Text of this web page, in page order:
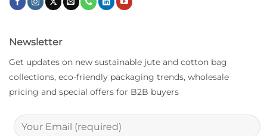
Newsletter
Get updates on new sustainable jute and cotton bag
collections, eco-friendly packaging trends, wholesale
pricing and special offers for B2B buyers